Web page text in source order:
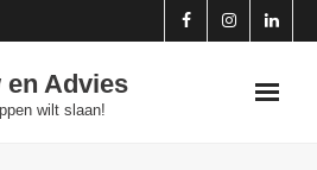
Advies
wilt slaan!